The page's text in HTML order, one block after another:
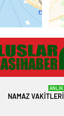
NAMAZ VAKITLERI
ANLIK